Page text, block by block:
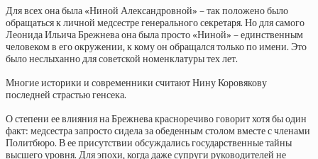
Для всех она была «Ниной Александровной» – так положено было
обращаться к личной медсестре генерального секретаря. Но для самого
Леонида Ильича Брежнева она была просто «Ниной» – единственным
человеком в его окружении, к кому он обращался только по имени. Это
было неслыханно для советской номенклатуры тех лет.
Многие историки и современники считают Нину Коровякову
последней страстью генсека.
О степени ее влияния на Брежнева красноречиво говорит хотя бы один
факт: медсестра запросто сидела за обеденным столом вместе с членами
Политбюро. В ее присутствии обсуждались государственные тайны
высшего уровня. Для эпохи, когда даже супруги руководителей не